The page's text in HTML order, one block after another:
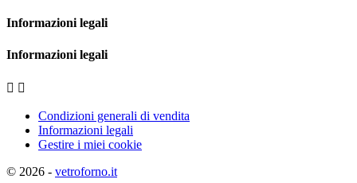
Informazioni legali
Informazioni legali
 
Condizioni generali di vendita
Informazioni legali
Gestire i miei cookie
© 2026 - vetroforno.it